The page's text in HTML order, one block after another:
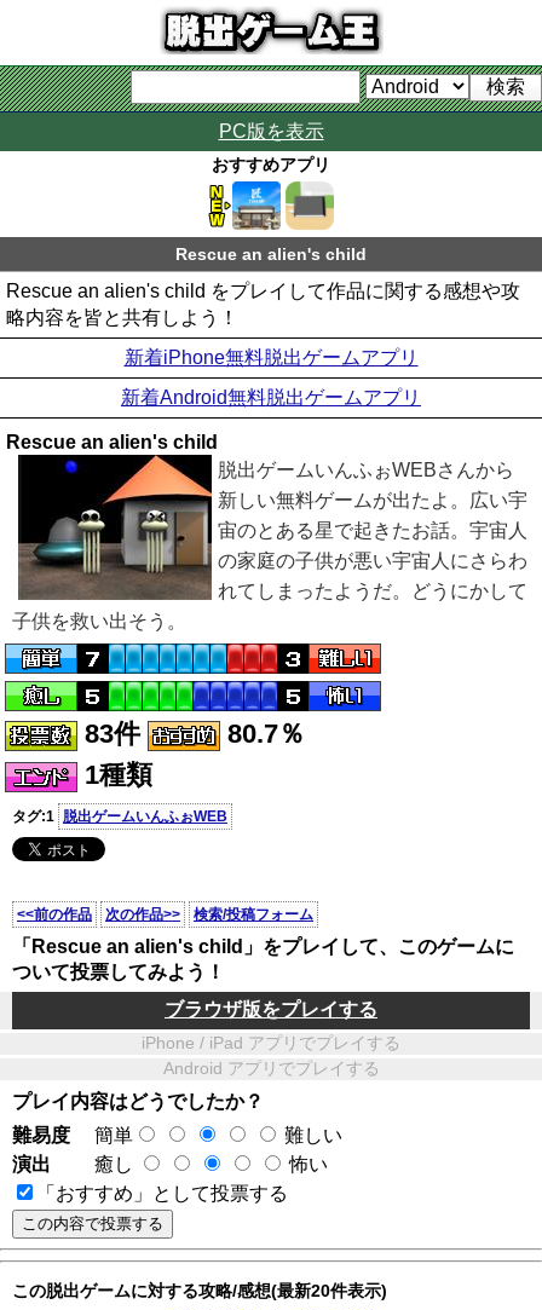
PC版を表示
おすすめアプリ
Rescue an alien's child
Rescue an alien's child をプレイして作品に関する感想や攻
略内容を皆と共有しよう！
新着iPhone無料脱出ゲームアプリ
新着Android無料脱出ゲームアプリ
Rescue an alien's child
脱出ゲームいんふぉWEBさんから
新しい無料ゲームが出たよ。広い宇
宙のとある星で起きたお話。宇宙人
の家庭の子供が悪い宇宙人にさらわ
れてしまったようだ。どうにかして
子供を救い出そう。
83件
80.7％
1種類
タグ:1 脱出ゲームいんふぉWEB
<<前の作品 次の作品>> 検索/投稿フォーム
「Rescue an alien's child」をプレイして、このゲームに
ついて投票してみよう！
ブラウザ版をプレイする
iPhone / iPad アプリでプレイする
Android アプリでプレイする
プレイ内容はどうでしたか？
難易度
簡単
難しい
演出
癒し
怖い
「おすすめ」として投票する
この脱出ゲームに対する攻略/感想(最新20件表示)